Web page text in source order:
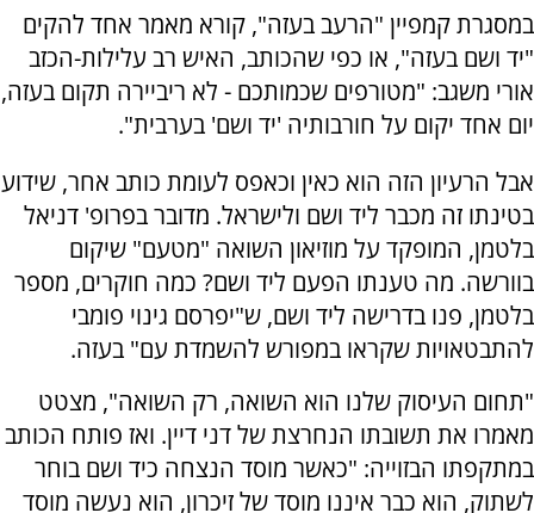
במסגרת קמפיין "הרעב בעזה", קורא מאמר אחד להקים
"יד ושם בעזה", או כפי שהכותב, האיש רב עלילות-הכזב
אורי משגב: "מטורפים שכמותכם - לא ריביירה תקום בעזה,
יום אחד יקום על חורבותיה 'יד ושם' בערבית".
אבל הרעיון הזה הוא כאין וכאפס לעומת כותב אחר, שידוע
בטינתו זה מכבר ליד ושם ולישראל. מדובר בפרופ' דניאל
בלטמן, המופקד על מוזיאון השואה "מטעם" שיקום
בוורשה. מה טענתו הפעם ליד ושם? כמה חוקרים, מספר
בלטמן, פנו בדרישה ליד ושם, ש"יפרסם גינוי פומבי
להתבטאויות שקראו במפורש להשמדת עם" בעזה.
"תחום העיסוק שלנו הוא השואה, רק השואה", מצטט
מאמרו את תשובתו הנחרצת של דני דיין. ואז פותח הכותב
במתקפתו הבזוייה: "כאשר מוסד הנצחה כיד ושם בוחר
לשתוק, הוא כבר איננו מוסד של זיכרון, הוא נעשה מוסד